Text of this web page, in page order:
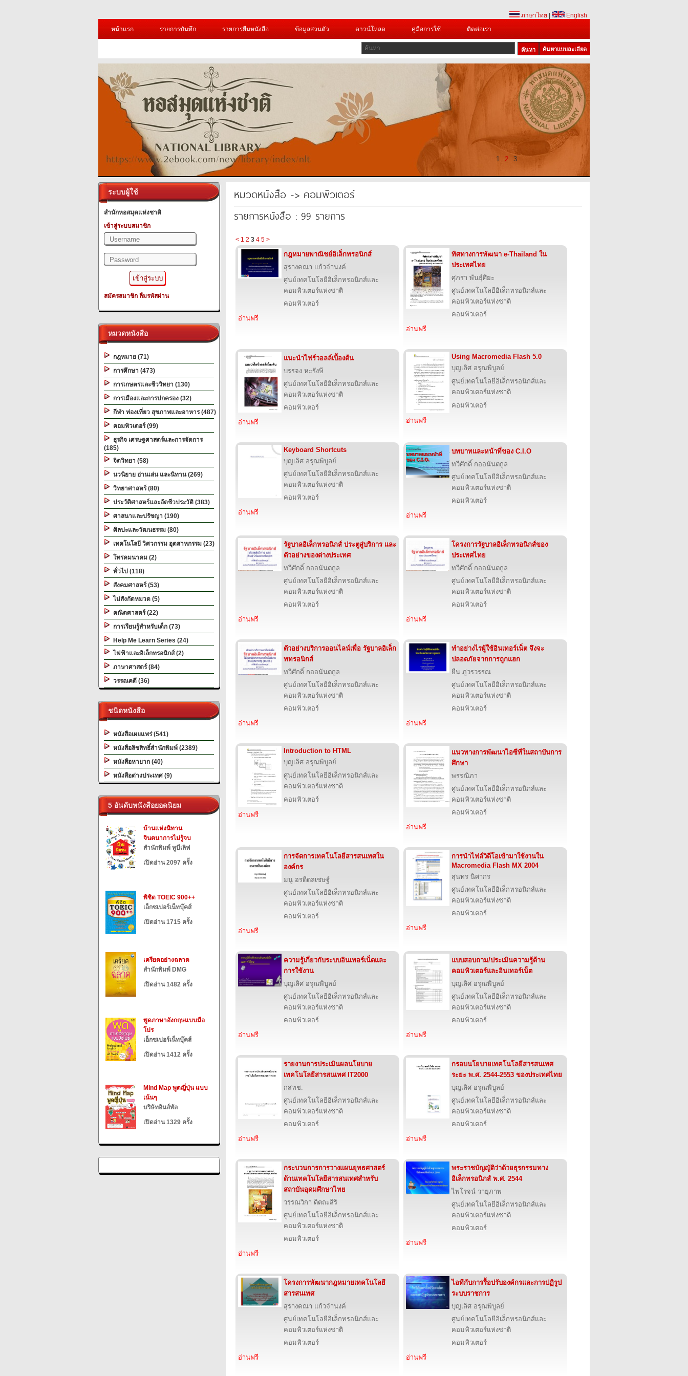
ภาษาไทย
English
หน้าแรก
รายการบันทึก รายการยืมหนังสือ ข้อมูลส่วนตัว ดาวน์โหลด คู่มือการใช้ ติดต่อเรา
ค้นหาแบบละเอียด
1 2 3
ระบบผู้ใช้
สำนักหอสมุดแห่งชาติ
เข้าสู่ระบบสมาชิก
สมัครสมาชิก ลืมรหัสผ่าน
หมวดหนังสือ
กฎหมาย (71)
การศึกษา (473)
การเกษตรและชีววิทยา (130)
การเมืองและการปกครอง (32)
กีฬา ท่องเที่ยว สุขภาพและอาหาร (487)
คอมพิวเตอร์ (99)
ธุรกิจ เศรษฐศาสตร์และการจัดการ
(185)
จิตวิทยา (58)
นวนิยาย อ่านเล่น และนิทาน (269)
วิทยาศาสตร์ (80)
ประวัติศาสตร์และอัตชีวประวัติ (383)
ศาสนาและปรัชญา (190)
ศิลปะและวัฒนธรรม (80)
เทคโนโลยี วิศวกรรม อุตสาหกรรม (23)
โทรคมนาคม (2)
ทั่วไป (118)
สังคมศาสตร์ (53)
ไม่สังกัดหมวด (5)
คณิตศาสตร์ (22)
การเรียนรู้สำหรับเด็ก (73)
Help Me Learn Series (24)
ไฟฟ้าและอิเล็กทรอนิกส์ (2)
ภาษาศาสตร์ (84)
วรรณคดี (36)
ชนิดหนังสือ
หนังสือเผยแพร่ (541)
หนังสือลิขสิทธิ์สำนักพิมพ์ (2389)
หนังสือหายาก (40)
หนังสือต่างประเทศ (9)
5 อันดับหนังสือยอดนิยม
บ้านแห่งนิทาน
จินตนาการไม่รู้จบ
สำนักพิมพ์ ทูบีเลิฟ
เปิดอ่าน 2097 ครั้ง
พิชิต TOEIC 900++
เอ็กซเปอร์เน็ทบุ๊คส์
เปิดอ่าน 1715 ครั้ง
เครียดอย่างฉลาด
สำนักพิมพ์ DMG
เปิดอ่าน 1482 ครั้ง
พูดภาษาอังกฤษแบบมือ
โปร
เอ็กซเปอร์เน็ทบุ๊คส์
เปิดอ่าน 1412 ครั้ง
Mind Map พูดญี่ปุ่น แบบ
เน้นๆ
บริษัทอินส์พัล
เปิดอ่าน 1329 ครั้ง
หมวดหนังสือ -> คอมพิวเตอร์
รายการหนังสือ : 99 รายการ
< 1 2 3 4 5 >
กฎหมายพาณิชย์อิเล็กทรอนิกส์
สุรางคณา แก้วจำนงค์
ศูนย์เทคโนโลยีอิเล็กทรอนิกส์และ
คอมพิวเตอร์แห่งชาติ
คอมพิวเตอร์
อ่านฟรี
ทิศทางการพัฒนา e-Thailand ใน
ประเทศไทย
ศุภรา พันธุ์ศิยะ
ศูนย์เทคโนโลยีอิเล็กทรอนิกส์และ
คอมพิวเตอร์แห่งชาติ
คอมพิวเตอร์
อ่านฟรี
แนะนำไฟร์วอลล์เบื้องต้น
บรรจง หะรังษี
ศูนย์เทคโนโลยีอิเล็กทรอนิกส์และ
คอมพิวเตอร์แห่งชาติ
คอมพิวเตอร์
อ่านฟรี
Using Macromedia Flash 5.0
บุญเลิศ อรุณพิบูลย์
ศูนย์เทคโนโลยีอิเล็กทรอนิกส์และ
คอมพิวเตอร์แห่งชาติ
คอมพิวเตอร์
อ่านฟรี
Keyboard Shortcuts
บุญเลิศ อรุณพิบูลย์
ศูนย์เทคโนโลยีอิเล็กทรอนิกส์และ
คอมพิวเตอร์แห่งชาติ
คอมพิวเตอร์
อ่านฟรี
บทบาทและหน้าที่ของ C.I.O
ทวีศักดิ์ กออนันตกูล
ศูนย์เทคโนโลยีอิเล็กทรอนิกส์และ
คอมพิวเตอร์แห่งชาติ
คอมพิวเตอร์
อ่านฟรี
รัฐบาลอิเล็กทรอนิกส์ ประตูสู่บริการ และ
ตัวอย่างของต่างประเทศ
ทวีศักดิ์ กออนันตกูล
ศูนย์เทคโนโลยีอิเล็กทรอนิกส์และ
คอมพิวเตอร์แห่งชาติ
คอมพิวเตอร์
อ่านฟรี
โครงการรัฐบาลอิเล็กทรอนิกส์ของ
ประเทศไทย
ทวีศักดิ์ กออนันตกูล
ศูนย์เทคโนโลยีอิเล็กทรอนิกส์และ
คอมพิวเตอร์แห่งชาติ
คอมพิวเตอร์
อ่านฟรี
ตัวอย่างบริการออนไลน์เพื่อ รัฐบาลอิเล็ก
ททรอนิกส์
ทวีศักดิ์ กออนันตกูล
ศูนย์เทคโนโลยีอิเล็กทรอนิกส์และ
คอมพิวเตอร์แห่งชาติ
คอมพิวเตอร์
อ่านฟรี
ทำอย่างไรผู้ใช้อินเทอร์เน็ต จึงจะ
ปลอดภัยจากการถูกแฮก
ยืน ภู่วรวรรณ
ศูนย์เทคโนโลยีอิเล็กทรอนิกส์และ
คอมพิวเตอร์แห่งชาติ
คอมพิวเตอร์
อ่านฟรี
Introduction to HTML
บุญเลิศ อรุณพิบูลย์
ศูนย์เทคโนโลยีอิเล็กทรอนิกส์และ
คอมพิวเตอร์แห่งชาติ
คอมพิวเตอร์
อ่านฟรี
แนวทางการพัฒนาไอซีทีในสถาบันการ
ศึกษา
พรรณิภา
ศูนย์เทคโนโลยีอิเล็กทรอนิกส์และ
คอมพิวเตอร์แห่งชาติ
คอมพิวเตอร์
อ่านฟรี
การจัดการเทคโนโลยีสารสนเทศใน
องค์กร
มนู อรดีดลเชษฐ์
ศูนย์เทคโนโลยีอิเล็กทรอนิกส์และ
คอมพิวเตอร์แห่งชาติ
คอมพิวเตอร์
อ่านฟรี
การนําไฟล์วิดีโอเข้ามาใช้งานใน
Macromedia Flash MX 2004
สุนทร นิศากร
ศูนย์เทคโนโลยีอิเล็กทรอนิกส์และ
คอมพิวเตอร์แห่งชาติ
คอมพิวเตอร์
อ่านฟรี
ความรู้เกี่ยวกับระบบอินเทอร์เน็ตและ
การใช้งาน
บุญเลิศ อรุณพิบูลย์
ศูนย์เทคโนโลยีอิเล็กทรอนิกส์และ
คอมพิวเตอร์แห่งชาติ
คอมพิวเตอร์
อ่านฟรี
แบบสอบถาม/ประเมินความรู้ด้าน
คอมพิวเตอร์และอินเทอร์เน็ต
บุญเลิศ อรุณพิบูลย์
ศูนย์เทคโนโลยีอิเล็กทรอนิกส์และ
คอมพิวเตอร์แห่งชาติ
คอมพิวเตอร์
อ่านฟรี
รายงานการประเมินผลนโยบาย
เทคโนโลยีสารสนเทศ IT2000
กสทช.
ศูนย์เทคโนโลยีอิเล็กทรอนิกส์และ
คอมพิวเตอร์แห่งชาติ
คอมพิวเตอร์
อ่านฟรี
กรอบนโยบายเทคโนโลยีสารสนเทศ
ระยะ พ.ศ. 2544-2553 ของประเทศไทย
บุญเลิศ อรุณพิบูลย์
ศูนย์เทคโนโลยีอิเล็กทรอนิกส์และ
คอมพิวเตอร์แห่งชาติ
คอมพิวเตอร์
อ่านฟรี
กระบวนการการวางแผนยุทธศาสตร์
ด้านเทคโนโลยีสารสนเทศสำหรับ
สถาบันอุดมศึกษาไทย
วรรณวิกา ดิตถะสิริ
ศูนย์เทคโนโลยีอิเล็กทรอนิกส์และ
คอมพิวเตอร์แห่งชาติ
คอมพิวเตอร์
อ่านฟรี
พระราชบัญญัติว่าด้วยธุรกรรมทาง
อิเล็กทรอนิกส์ พ.ศ. 2544
ไพโรจน์ วายุภาพ
ศูนย์เทคโนโลยีอิเล็กทรอนิกส์และ
คอมพิวเตอร์แห่งชาติ
คอมพิวเตอร์
อ่านฟรี
โครงการพัฒนากฎหมายเทคโนโลยี
สารสนเทศ
สุรางคณา แก้วจำนงค์
ศูนย์เทคโนโลยีอิเล็กทรอนิกส์และ
คอมพิวเตอร์แห่งชาติ
คอมพิวเตอร์
อ่านฟรี
ไอทีกับการรื้อปรับองค์กรและการปฏิรูป
ระบบราชการ
บุญเลิศ อรุณพิบูลย์
ศูนย์เทคโนโลยีอิเล็กทรอนิกส์และ
คอมพิวเตอร์แห่งชาติ
คอมพิวเตอร์
อ่านฟรี